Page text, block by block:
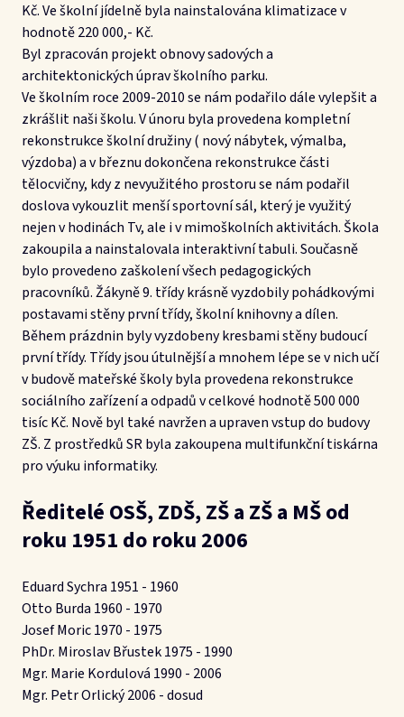
Kč. Ve školní jídelně byla nainstalována klimatizace v
hodnotě 220 000,- Kč.
Byl zpracován projekt obnovy sadových a
architektonických úprav školního parku.
Ve školním roce 2009-2010 se nám podařilo dále vylepšit a
zkrášlit naši školu. V únoru byla provedena kompletní
rekonstrukce školní družiny ( nový nábytek, výmalba,
výzdoba) a v březnu dokončena rekonstrukce části
tělocvičny, kdy z nevyužitého prostoru se nám podařil
doslova vykouzlit menší sportovní sál, který je využitý
nejen v hodinách Tv, ale i v mimoškolních aktivitách. Škola
zakoupila a nainstalovala interaktivní tabuli. Současně
bylo provedeno zaškolení všech pedagogických
pracovníků. Žákyně 9. třídy krásně vyzdobily pohádkovými
postavami stěny první třídy, školní knihovny a dílen.
Během prázdnin byly vyzdobeny kresbami stěny budoucí
první třídy. Třídy jsou útulnější a mnohem lépe se v nich učí
v budově mateřské školy byla provedena rekonstrukce
sociálního zařízení a odpadů v celkové hodnotě 500 000
tisíc Kč. Nově byl také navržen a upraven vstup do budovy
ZŠ. Z prostředků SR byla zakoupena multifunkční tiskárna
pro výuku informatiky.
Ředitelé OSŠ, ZDŠ, ZŠ a ZŠ a MŠ od
roku 1951 do roku 2006
Eduard Sychra 1951 - 1960
Otto Burda 1960 - 1970
Josef Moric 1970 - 1975
PhDr. Miroslav Břustek 1975 - 1990
Mgr. Marie Kordulová 1990 - 2006
Mgr. Petr Orlický 2006 - dosud